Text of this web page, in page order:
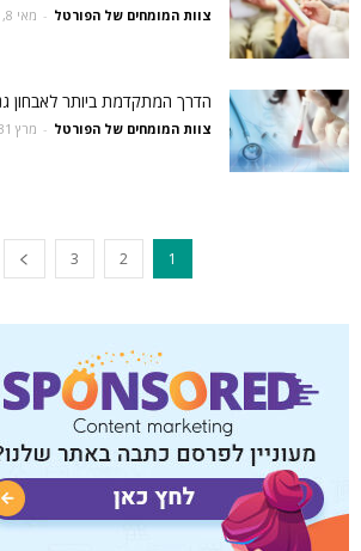
צוות המומחים של הפורטל - מאי 8, 2025
הדרך המתקדמת ביותר לאבחון
צוות המומחים של הפורטל - מרץ 31, 2025
1
2
3